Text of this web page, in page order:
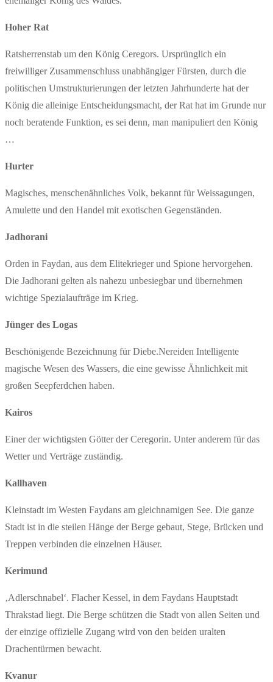
Hoher Rat
Ratsherrenstab um den König Ceregors. Ursprünglich ein
freiwilliger Zusammenschluss unabhängiger Fürsten, durch die
politischen Umstrukturierungen der letzten Jahrhunderte hat der
König die alleinige Entscheidungsmacht, der Rat hat im Grunde nur
noch beratende Funktion, es sei denn, man manipuliert den König
…
Hurter
Magisches, menschenähnliches Volk, bekannt für Weissagungen,
Amulette und den Handel mit exotischen Gegenständen.
Jadhorani
Orden in Faydan, aus dem Elitekrieger und Spione hervorgehen.
Die Jadhorani gelten als nahezu unbesiegbar und übernehmen
wichtige Spezialaufträge im Krieg.
Jünger des Logas
Beschönigende Bezeichnung für Diebe.Nereiden Intelligente
magische Wesen des Wassers, die eine gewisse Ähnlichkeit mit
großen Seepferdchen haben.
Kairos
Einer der wichtigsten Götter der Ceregorin. Unter anderem für das
Wetter und Verträge zuständig.
Kallhaven
Kleinstadt im Westen Faydans am gleichnamigen See. Die ganze
Stadt ist in die steilen Hänge der Berge gebaut, Stege, Brücken und
Treppen verbinden die einzelnen Häuser.
Kerimund
‚Adlerschnabel‘. Flacher Kessel, in dem Faydans Hauptstadt
Thrakstad liegt. Die Berge schützen die Stadt von allen Seiten und
der einzige offizielle Zugang wird von den beiden uralten
Drachentürmen bewacht.
Kvanur